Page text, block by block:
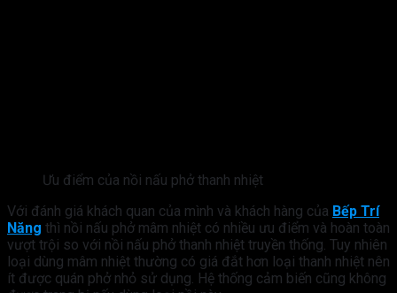
Ưu điểm của nồi nấu phở thanh nhiệt
Với đánh giá khách quan của mình và khách hàng của Bếp Trí
Năng thì nồi nấu phở mâm nhiệt có nhiều ưu điểm và hoàn toàn
vượt trội so với nồi nấu phở thanh nhiệt truyền thống. Tuy nhiên
loại dùng mâm nhiệt thường có giá đắt hơn loại thanh nhiệt nên
ít được quán phở nhỏ sử dụng. Hệ thống cảm biến cũng không